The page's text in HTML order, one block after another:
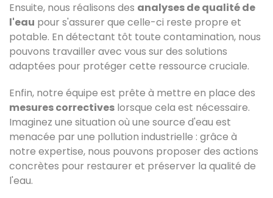
Ensuite, nous réalisons des analyses de qualité de
l'eau pour s'assurer que celle-ci reste propre et
potable. En détectant tôt toute contamination, nous
pouvons travailler avec vous sur des solutions
adaptées pour protéger cette ressource cruciale.
Enfin, notre équipe est prête à mettre en place des
mesures correctives lorsque cela est nécessaire.
Imaginez une situation où une source d'eau est
menacée par une pollution industrielle : grâce à
notre expertise, nous pouvons proposer des actions
concrètes pour restaurer et préserver la qualité de
l'eau.